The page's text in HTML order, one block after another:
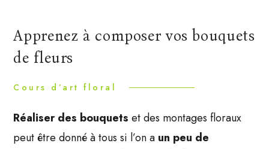
Cours d’art floral
Apprenez à composer vos bouquets
de fleurs
Réaliser des bouquets et des montages floraux
peut être donné à tous si l’on a un peu de